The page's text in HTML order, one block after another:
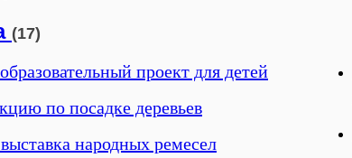
(17)
проект для детей
по посадке деревьев
народных ремесел